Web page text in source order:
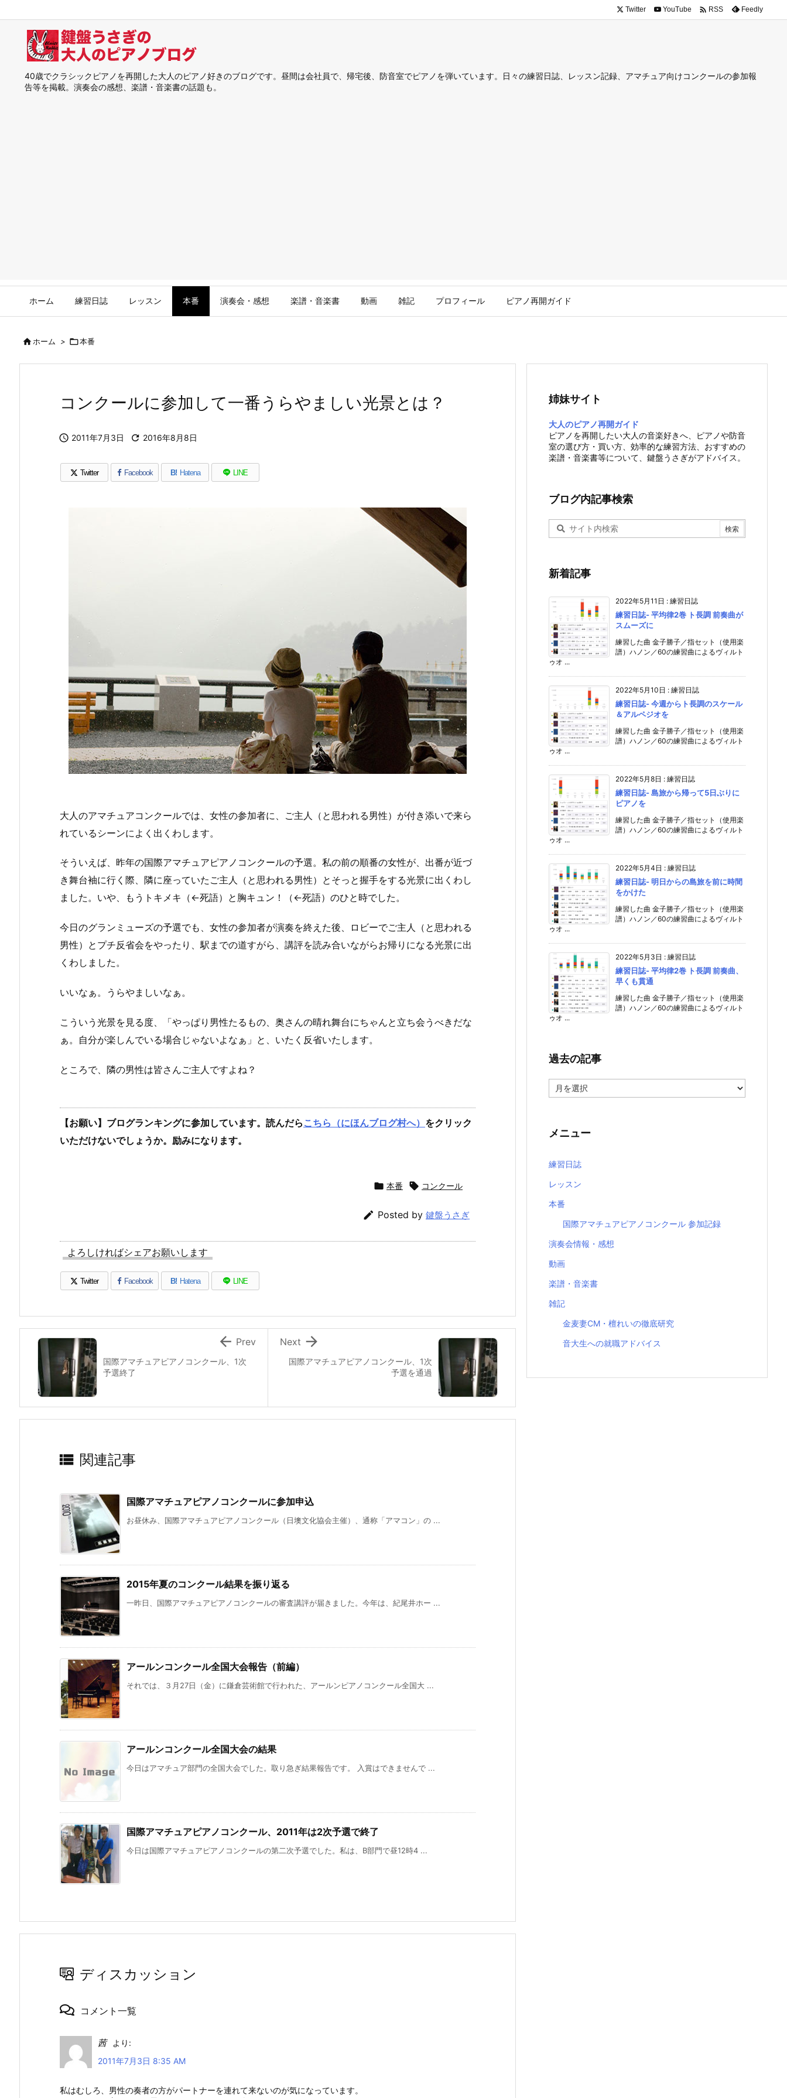
40歳でクラシックピアノを再開した大人のピアノ好きのブログです。昼間は会社員で、帰宅後、防音室でピアノを弾いています。日々の練習日誌、レッスン記録、アマチュア向けコンクールの参加報
告等を掲載。演奏会の感想、楽譜・音楽書の話題も。
ホーム 練習日誌 レッスン 本番 演奏会・感想 楽譜・音楽書 動画 雑記 プロフィール ピアノ再開ガイド
Twitter YouTube  RSS Feedly
ホーム > 本番
コンクールに参加して一番うらやましい光景とは？
 2011年7月3日  2016年8月8日
Twitter Facebook B! Hatena LINE
大人のアマチュアコンクールでは、女性の参加者に、ご主人（と思われる男性）が付き添いで来ら
れているシーンによく出くわします。
そういえば、昨年の国際アマチュアピアノコンクールの予選。私の前の順番の女性が、出番が近づ
き舞台袖に行く際、隣に座っていたご主人（と思われる男性）とそっと握手をする光景に出くわし
ました。いや、もうトキメキ（←死語）と胸キュン！（←死語）のひと時でした。
今日のグランミューズの予選でも、女性の参加者が演奏を終えた後、ロビーでご主人（と思われる
男性）とプチ反省会をやったり、駅までの道すがら、講評を読み合いながらお帰りになる光景に出
くわしました。
いいなぁ。うらやましいなぁ。
こういう光景を見る度、「やっぱり男性たるもの、奥さんの晴れ舞台にちゃんと立ち会うべきだな
ぁ。自分が楽しんでいる場合じゃないよなぁ」と、いたく反省いたします。
ところで、隣の男性は皆さんご主人ですよね？
【お願い】ブログランキングに参加しています。読んだら こちら（にほんブログ村へ） をクリック
いただけないでしょうか。励みになります。
 本番  コンクール
 Posted by 鍵盤うさぎ
よろしければシェアお願いします
Twitter Facebook B! Hatena LINE
国際アマチュアピアノコンクール、1次
予選を通過

Next
国際アマチュアピアノコンクール、1次
予選終了
 Prev
 関連記事
国際アマチュアピアノコンクールに参加申込
お昼休み、国際アマチュアピアノコンクール（日墺文化協会主催）、通称「アマコン」の ...
2015年夏のコンクール結果を振り返る
一昨日、国際アマチュアピアノコンクールの審査講評が届きました。今年は、紀尾井ホー ...
アールンコンクール全国大会報告（前編）
それでは、３月27日（金）に鎌倉芸術館で行われた、アールンピアノコンクール全国大 ...
アールンコンクール全国大会の結果
今日はアマチュア部門の全国大会でした。取り急ぎ結果報告です。 入賞はできませんで ...
国際アマチュアピアノコンクール、2011年は2次予選で終了
今日は国際アマチュアピアノコンクールの第二次予選でした。私は、B部門で昼12時4 ...
ディスカッション
コメント一覧
茜
より:
2011年7月3日 8:35 AM
私はむしろ、男性の奏者の方がパートナーを連れて来ないのが気になっています。
姉妹サイト
大人のピアノ再開ガイド
ピアノを再開したい大人の音楽好きへ、ピアノや防音
室の選び方・買い方、効率的な練習方法、おすすめの
楽譜・音楽書等について、鍵盤うさぎがアドバイス。
ブログ内記事検索
新着記事
2022年5月11日 : 練習日誌
練習日誌- 平均律2巻 ト長調 前奏曲が
スムーズに
練習した曲 金子勝子／指セット（使用楽
譜）ハノン／60の練習曲によるヴィルト
ゥオ ...
2022年5月10日 : 練習日誌
練習日誌- 今週からト長調のスケール
＆アルペジオを
練習した曲 金子勝子／指セット（使用楽
譜）ハノン／60の練習曲によるヴィルト
ゥオ ...
2022年5月8日 : 練習日誌
練習日誌- 島旅から帰って5日ぶりに
ピアノを
練習した曲 金子勝子／指セット（使用楽
譜）ハノン／60の練習曲によるヴィルト
ゥオ ...
2022年5月4日 : 練習日誌
練習日誌- 明日からの島旅を前に時間
をかけた
練習した曲 金子勝子／指セット（使用楽
譜）ハノン／60の練習曲によるヴィルト
ゥオ ...
2022年5月3日 : 練習日誌
練習日誌- 平均律2巻 ト長調 前奏曲、
早くも貫通
練習した曲 金子勝子／指セット（使用楽
譜）ハノン／60の練習曲によるヴィルト
ゥオ ...
過去の記事
去
事
メニュー
練習日誌
レッスン
本番
国際アマチュアピアノコンクール 参加記録
演奏会情報・感想
動画
楽譜・音楽書
雑記
金麦妻CM・檀れいの徹底研究
音大生への就職アドバイス